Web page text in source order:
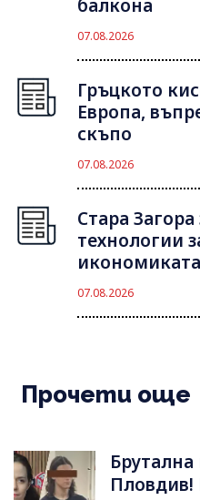
балкона
07.08.2026
Гръцкото
Европа,
скъпо
07.08.2026
Стара
технологии
икономиката
07.08.2026
Прочети още
Брутална
Пловдив!